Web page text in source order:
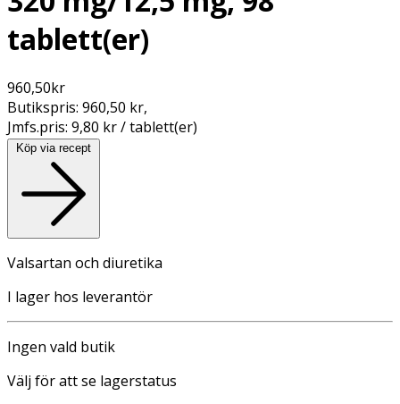
tablett(er)
960,50kr
Butikspris: 960,50 kr,
Jmfs.pris: 9,80 kr / tablett(er)
Köp via recept
Valsartan och diuretika
I lager hos leverantör
Ingen vald butik
Välj för att se lagerstatus